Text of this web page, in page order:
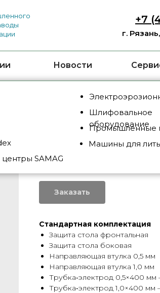
Новости
+7
г.
Шлифовальное
оборудование
Промышленные
SAMAG
Машины для
AH53C
Заказать
Стандартная комплектация
Защита стола фронтальная
Защита стола боковая
Направляющая втулка 0,5 мм
Направляющая втулка 1,0 мм
Трубка‑электрод 0,5×400 мм
Трубка‑электрод 1,0×400 мм